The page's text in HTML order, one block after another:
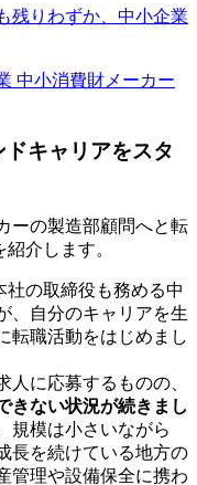
残りわずか、中小企業
中小消費財メーカー
キャリアをスタ
ーの製造部顧問へと転
介します。
の取締役も務める中
、自分のキャリアを生
転職活動をはじめまし
に応募するものの、
きない状況が続きまし
規模は小さいながら
長を続けている地方の
管理や設備保全に携わ